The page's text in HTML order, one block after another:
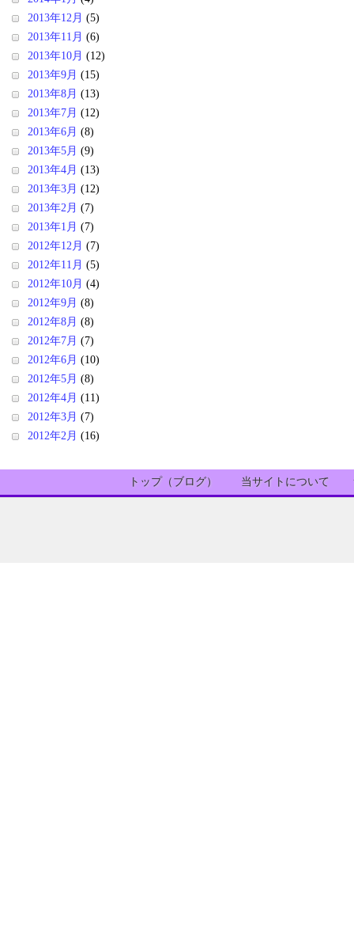
2013年12月 (5)
2013年11月 (6)
2013年10月 (12)
2013年9月 (15)
2013年8月 (13)
2013年7月 (12)
2013年6月 (8)
2013年5月 (9)
2013年4月 (13)
2013年3月 (12)
2013年2月 (7)
2013年1月 (7)
2012年12月 (7)
2012年11月 (5)
2012年10月 (4)
2012年9月 (8)
2012年8月 (8)
2012年7月 (7)
2012年6月 (10)
2012年5月 (8)
2012年4月 (11)
2012年3月 (7)
2012年2月 (16)
トップ（ブログ） 当サイトについて